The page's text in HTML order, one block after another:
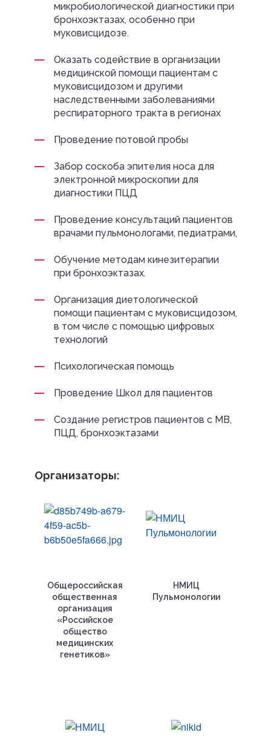
микробиологической диагностики при
бронхоэктазах, особенно при
муковисцидозе.
Оказать содействие в организации
медицинской помощи пациентам с
муковисцидозом и другими
наследственными заболеваниями
респираторного тракта в регионах
Проведение потовой пробы
Забор соскоба эпителия носа для
электронной микроскопии для
диагностики ПЦД
Проведение консультаций пациентов
врачами пульмонологами, педиатрами,
Обучение методам кинезитерапии
при бронхоэктазах.
Организация диетологической
помощи пациентам с муковисцидозом,
в том числе с помощью цифровых
технологий
Психологическая помощь
Проведение Школ для пациентов
Создание регистров пациентов с МВ,
ПЦД, бронхоэктазами
Организаторы:
Общероссийская
общественная
организация
«Российское
общество
медицинских
генетиков»
НМИЦ
Пульмонологии